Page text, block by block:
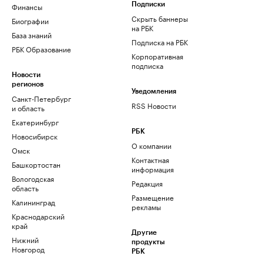
Финансы
Биографии
База знаний
РБК Образование
Новости
регионов
Санкт-Петербург
и область
Екатеринбург
Новосибирск
Омск
Башкортостан
Вологодская
область
Калининград
Краснодарский
край
Нижний
Новгород
Подписки
Скрыть баннеры
на РБК
Подписка на РБК
Корпоративная
подписка
Уведомления
RSS Новости
РБК
О компании
Контактная
информация
Редакция
Размещение
рекламы
Другие
продукты
РБК